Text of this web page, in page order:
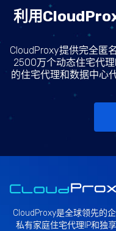
利用
CloudProxy提供完全匿
2500万个动态住宅代
的住宅代理和数据中心
CloudProxy是全球领先的
私有家庭住宅代理IP和独享